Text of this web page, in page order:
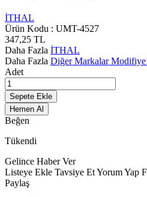
İTHAL
Ürün Kodu : UMT-4527
347,25 TL
Daha Fazla İTHAL
Daha Fazla Diğer Markalar
Adet
Sepete Ekle
Hemen Al
Beğen
Tükendi
Gelince Haber Ver
Listeye Ekle Tavsiye EtYorum Yap
Paylaş